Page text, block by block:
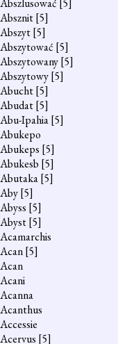
Abszlusować [5]
Absznit[5]
Abszyt[5]
Abszytować [5]
Abszytowany[5]
Abszytowy[5]
Abucht[5]
Abudat[5]
Abu-Ipahia[5]
Abukepo
Abukeps [5]
Abukesb [5]
Abutaka[5]
Aby[5]
Abyss [5]
Abyst[5]
Acamarchis
Acan[5]
Acan
Acani
Acanna
Acanthus
Accessie
Acervus [5]